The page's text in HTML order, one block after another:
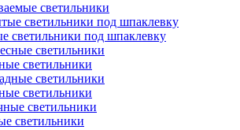
светильники
светильники под шпаклевку
светильники
светильники
светильники